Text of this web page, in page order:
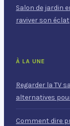
Salon de jardin
raviver son éclat
À LA UNE
Regarder la TV
alternatives
Comment dire